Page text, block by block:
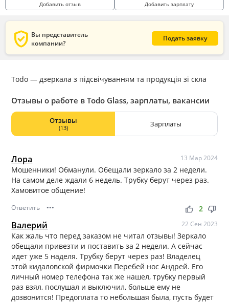
Добавить отзыв Добавить зарплату
verified_user Вы представитель
компании?
Подать заявку
Todo — дзеркала з підсвічуванням та продукція зі скла
Отзывы о работе в Todo Glass, зарплаты, вакансии
Отзывы
(13) Зарплаты
Лора 13 Мар 2024
Мошенники! Обманули. Обещали зеркало за 2 недели.
На самом деле ждали 6 недель. Трубку берут через раз.
Хамовитое общение!
Ответить ••• thumb_up thumb_down
2
Валерий 22 Сен 2023
Как жаль что перед заказом не читал отзывы! Зеркало
обещали привезти и поставить за 2 недели. А сейчас
идет уже 5 наделя. Трубку берут через раз! Владелец
этой кидаловской фирмочки Перебей нос Андрей. Его
личный номер телефона так же нашел, трубку первый
раз взял, послушал и выключил, больше ему не
дозвонится! Предоплата то небольшая была, пусть будет